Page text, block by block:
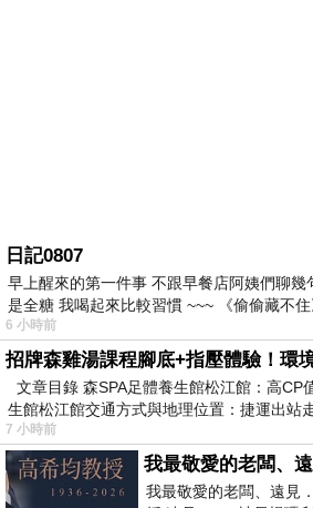
日記0807
早上醒來的第一件事 不跟早餐店阿姨們聊幾
是全糖 我喝起來比較習慣 ~~~ 《偷偷藏不住
6 小時前
文章目錄 森SPA足體養生館松江館：高CP
生館松江館交通方式與地理位置：捷運出站
7 小時前
我最敬愛的老闆、遠見